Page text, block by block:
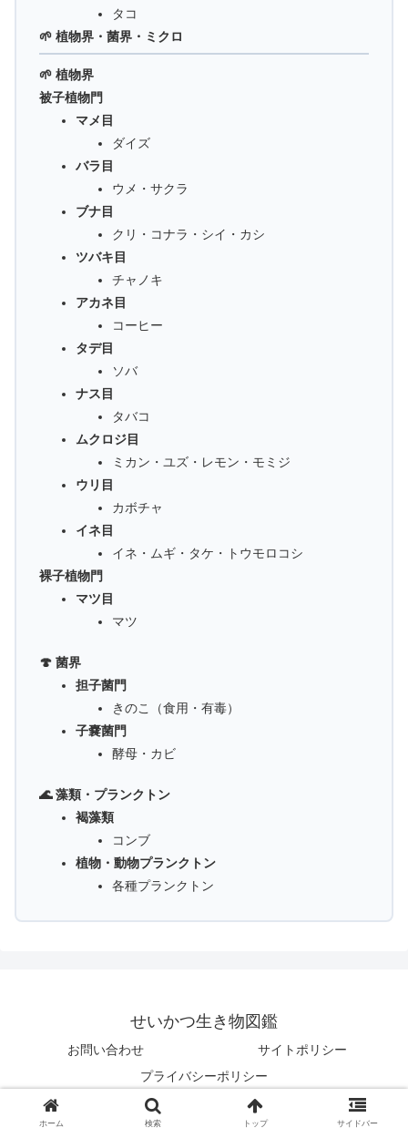
タコ
🌱 植物界・菌界・ミクロ
🌱 植物界
被子植物門
マメ目
ダイズ
バラ目
ウメ・サクラ
ブナ目
クリ・コナラ・シイ・カシ
ツバキ目
チャノキ
アカネ目
コーヒー
タデ目
ソバ
ナス目
タバコ
ムクロジ目
ミカン・ユズ・レモン・モミジ
ウリ目
カボチャ
イネ目
イネ・ムギ・タケ・トウモロコシ
裸子植物門
マツ目
マツ
🍄 菌界
担子菌門
きのこ（食用・有毒）
子嚢菌門
酵母・カビ
🌊 藻類・プランクトン
褐藻類
コンブ
植物・動物プランクトン
各種プランクトン
せいかつ生き物図鑑
お問い合わせ
サイトポリシー
プライバシーポリシー
© 2025 せいかつ生き物図鑑.
ホーム 検索 トップ サイドバー